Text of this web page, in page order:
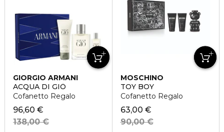
GIORGIO ARMANI
ACQUA DI GIÒ
Cofanetto Regalo
96,60 €
138,00 €
MOSCHINO
TOY BOY
Cofanetto Regalo
63,00 €
90,00 €